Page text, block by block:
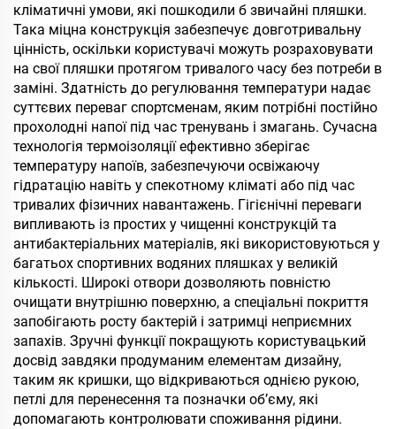
кліматичні умови, які пошкодили б звичайні пляшки.
Така міцна конструкція забезпечує довготривальну
цінність, оскільки користувачі можуть розраховувати
на свої пляшки протягом тривалого часу без потреби в
заміні. Здатність до регулювання температури надає
суттєвих переваг спортсменам, яким потрібні постійно
прохолодні напої під час тренувань і змагань. Сучасна
технологія термоізоляції ефективно зберігає
температуру напоїв, забезпечуючи освіжаючу
гідратацію навіть у спекотному кліматі або під час
тривалих фізичних навантажень. Гігієнічні переваги
випливають із простих у чищенні конструкцій та
антибактеріальних матеріалів, які використовуються у
багатьох спортивних водяних пляшках у великій
кількості. Широкі отвори дозволяють повністю
очищати внутрішню поверхню, а спеціальні покриття
запобігають росту бактерій і затримці неприємних
запахів. Зручні функції покращують користувацький
досвід завдяки продуманим елементам дизайну,
таким як кришки, що відкриваються однією рукою,
петлі для перенесення та позначки об’єму, які
допомагають контролювати споживання рідини.